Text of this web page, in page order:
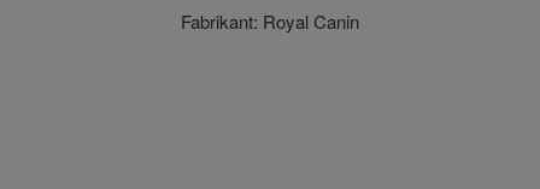
Fabrikant: Royal Canin